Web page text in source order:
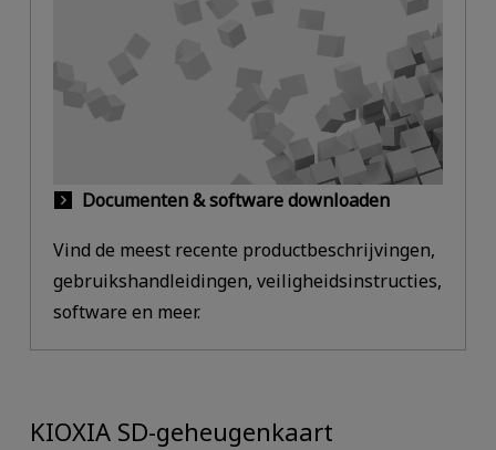
Documenten & software downloaden
Vind de meest recente productbeschrijvingen,
gebruikshandleidingen, veiligheidsinstructies,
software en meer.
KIOXIA SD-geheugenkaart